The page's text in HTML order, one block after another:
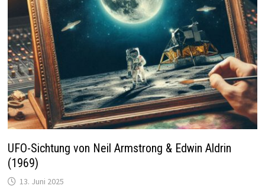
UFO-Sichtung von Neil Armstrong & Edwin Aldrin
(1969)
13. Juni 2025